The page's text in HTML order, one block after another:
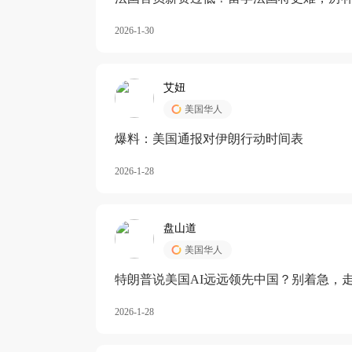
2026-1-30
艾妞
美国华人
爆料：美国通报对伊朗行动时间表
2026-1-28
盘山道
美国华人
特朗普说美国AI远远领先中国？别着急，
2026-1-28